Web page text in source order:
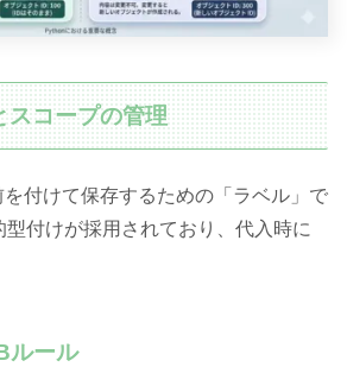
スコープの管理
付けて保存するための「ラベル」で
付けが採用されており、代入時に
ルール